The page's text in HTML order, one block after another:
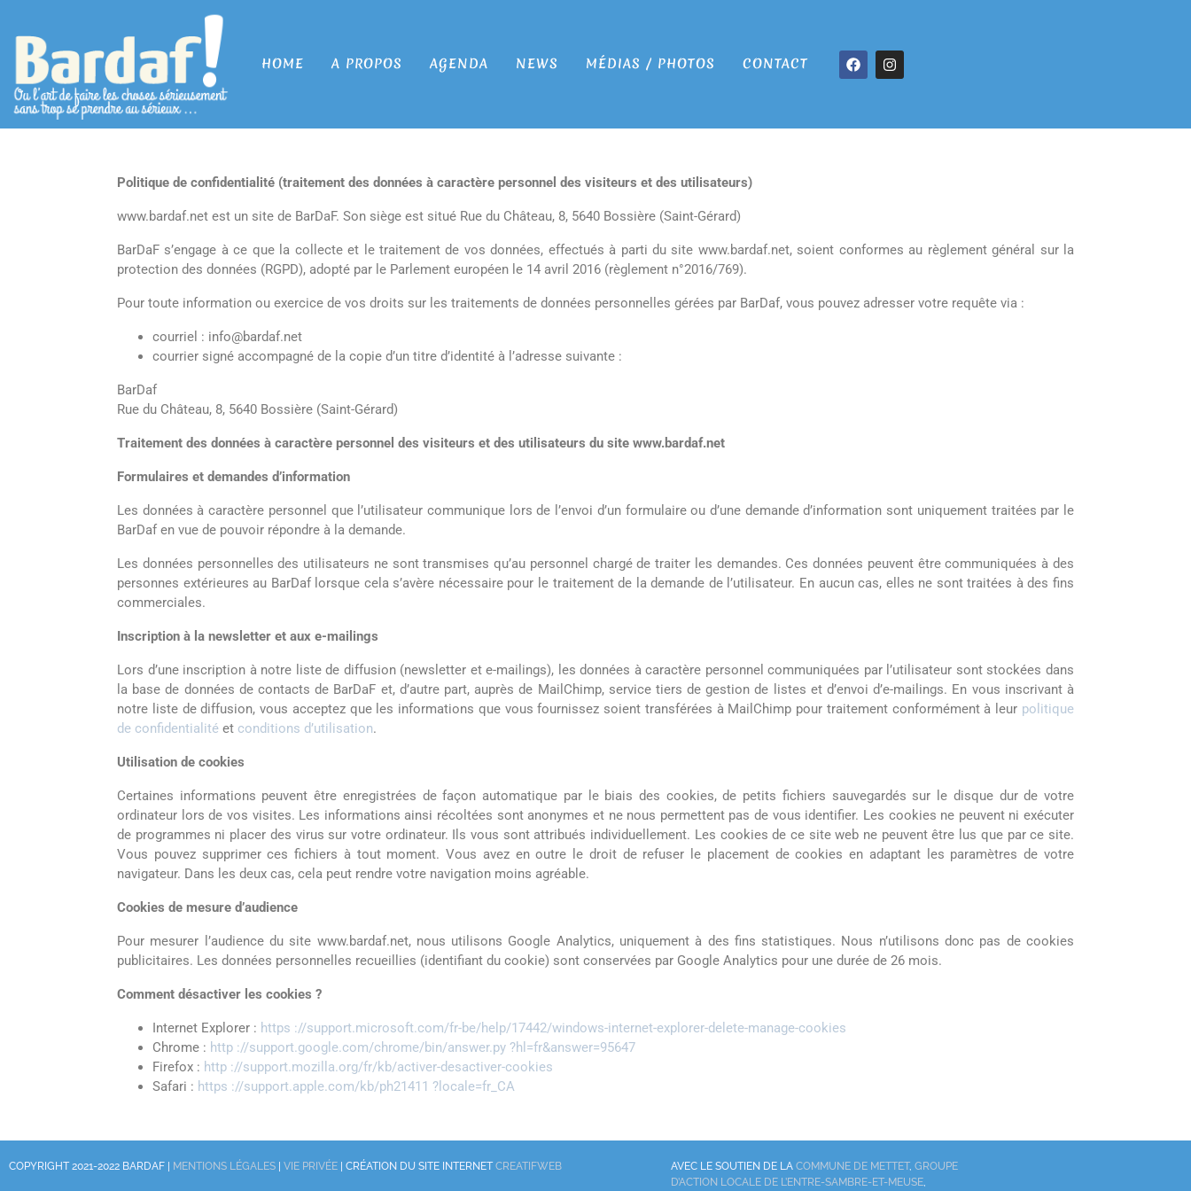
HOME A PROPOS AGENDA NEWS MÉDIAS / PHOTOS CONTACT
Politique de confidentialité (traitement des données à caractère personnel des visiteurs et des utilisateurs)
www.bardaf.net est un site de BarDaF. Son siège est situé Rue du Château, 8, 5640 Bossière (Saint-Gérard)
BarDaF s’engage à ce que la collecte et le traitement de vos données, effectués à parti du site www.bardaf.net, soient conformes au règlement général sur la
protection des données (RGPD), adopté par le Parlement européen le 14 avril 2016 (règlement n°2016/769).
Pour toute information ou exercice de vos droits sur les traitements de données personnelles gérées par BarDaf, vous pouvez adresser votre requête via :
courriel : info@bardaf.net
courrier signé accompagné de la copie d’un titre d’identité à l’adresse suivante :
BarDaf
Rue du Château, 8, 5640 Bossière (Saint-Gérard)
Traitement des données à caractère personnel des visiteurs et des utilisateurs du site www.bardaf.net
Formulaires et demandes d’information
Les données à caractère personnel que l’utilisateur communique lors de l’envoi d’un formulaire ou d’une demande d’information sont uniquement traitées par le
BarDaf en vue de pouvoir répondre à la demande.
Les données personnelles des utilisateurs ne sont transmises qu’au personnel chargé de traiter les demandes. Ces données peuvent être communiquées à des
personnes extérieures au BarDaf lorsque cela s’avère nécessaire pour le traitement de la demande de l’utilisateur. En aucun cas, elles ne sont traitées à des fins
commerciales.
Inscription à la newsletter et aux e-mailings
Lors d’une inscription à notre liste de diffusion (newsletter et e-mailings), les données à caractère personnel communiquées par l’utilisateur sont stockées dans
la base de données de contacts de BarDaF et, d’autre part, auprès de MailChimp, service tiers de gestion de listes et d’envoi d’e-mailings. En vous inscrivant à
notre liste de diffusion, vous acceptez que les informations que vous fournissez soient transférées à MailChimp pour traitement conformément à leur politique
de confidentialité et conditions d’utilisation.
Utilisation de cookies
Certaines informations peuvent être enregistrées de façon automatique par le biais des cookies, de petits fichiers sauvegardés sur le disque dur de votre
ordinateur lors de vos visites. Les informations ainsi récoltées sont anonymes et ne nous permettent pas de vous identifier. Les cookies ne peuvent ni exécuter
de programmes ni placer des virus sur votre ordinateur. Ils vous sont attribués individuellement. Les cookies de ce site web ne peuvent être lus que par ce site.
Vous pouvez supprimer ces fichiers à tout moment. Vous avez en outre le droit de refuser le placement de cookies en adaptant les paramètres de votre
navigateur. Dans les deux cas, cela peut rendre votre navigation moins agréable.
Cookies de mesure d’audience
Pour mesurer l’audience du site www.bardaf.net, nous utilisons Google Analytics, uniquement à des fins statistiques. Nous n’utilisons donc pas de cookies
publicitaires. Les données personnelles recueillies (identifiant du cookie) sont conservées par Google Analytics pour une durée de 26 mois.
Comment désactiver les cookies ?
Internet Explorer : https ://support.microsoft.com/fr-be/help/17442/windows-internet-explorer-delete-manage-cookies
Chrome : http ://support.google.com/chrome/bin/answer.py ?hl=fr&answer=95647
Firefox : http ://support.mozilla.org/fr/kb/activer-desactiver-cookies
Safari : https ://support.apple.com/kb/ph21411 ?locale=fr_CA
COPYRIGHT 2021-2022 BARDAF | MENTIONS LÉGALES VIE PRIVÉE | CRÉATION DU SITE INTERNETCREATIFWEB AVEC LE SOUTIEN DE LA COMMUNE DE METTET, GROUPE
D’ACTION LOCALE DE L’ENTRE-SAMBRE-ET-MEUSE,